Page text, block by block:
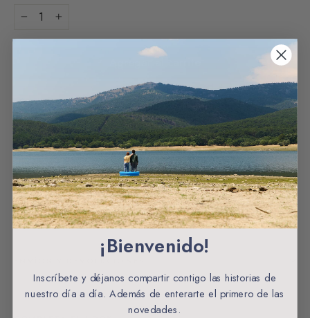
+
Envios gratuitos a partir de 60€ España
CARACTERÍSTICAS
MATERIALES Y ORIGEN
CUIDADOS DE LA PRENDA
¡Bienvenido!
Inscríbete y déjanos compartir contigo las historias de
nuestro día a día. Además de enterarte el primero de las
novedades.